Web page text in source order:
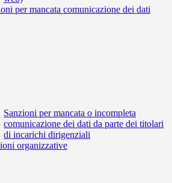
per mancata comunicazione dei dati
Sanzioni per mancata o incompleta
comunicazione dei dati da parte dei titolari
di incarichi dirigenziali
organizzative